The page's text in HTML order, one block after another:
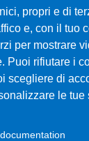
propri e di
e, con il tuo
per mostrare
Puoi rifiutare i
scegliere di
le
di Messina
98122 Messina
1